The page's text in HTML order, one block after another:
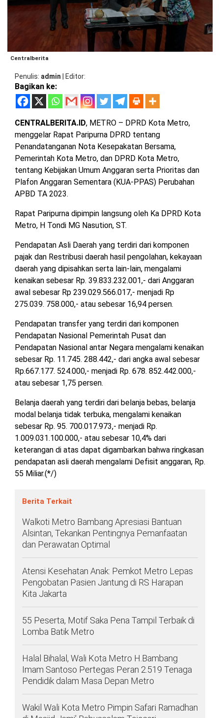
TANGGAMUS
PRINGSEWU
LAMPUNG
LAMPUNG
TENGAH
LAMPUNG
BARAT
LAMPUNG
TIMUR
LAMPUNG
MESUJI
PESISIR
BARAT
TULANG
BAWANG
TULANG
BAWANG
BARAT
WAYKANAN
DPRD
DPRD
PESAWARAN
DPRD
TANGGAMUS
DPRD
DPRD
LAMSEL
DPRD
LAMTENG
LAMBAR
DPRD
LAMTIM
DPRD
LAMPUNG
UTARA
DPRD
MESUJI
DPRD
PESISIR
BARAT
TULANG
BAWANG
DPRD
TULANG
BAWANG
BARAT
WAYKANAN
PERIKLANAN
KEBIJAKAN
PRIVASI
SOSIAL
MEDIA
PEDOMAN
MEDIA
REDAKSI
TENTANG
Centralberita
Penulis admin Editor
Bagikan ke:
CENTRALBERITA.ID, METRO – DPRD Kota Metro,
menggelar Rapat Paripurna DPRD tentang
Penandatanganan Nota Kesepakatan Bersama,
Pemerintah Kota Metro, dan DPRD Kota Metro,
tentang Kebijakan Umum Anggaran serta Prioritas dan
Plafon Anggaran Sementara (KUA-PPAS) Perubahan
APBD TA 2023.
Rapat Paripurna dipimpin langsung oleh Ka DPRD Kota
Metro, H Tondi MG Nasution, ST.
Pendapatan Asli Daerah yang terdiri dari komponen
pajak dan Restribusi daerah hasil pengolahan, kekayaan
daerah yang dipisahkan serta lain-lain, mengalami
kenaikan sebesar Rp. 39.833.232.001,- dari Anggaran
awal sebesar Rp 239.029.566.017,- menjadi Rp
275.039. 758.000,- atau sebesar 16,94 persen.
Pendapatan transfer yang terdiri dari komponen
Pendapatan Nasional Pemerintah Pusat dan
Pendapatan Nasional antar Negara mengalami kenaikan
sebesar Rp. 11.745. 288.442,- dari angka awal sebesar
Rp.667.177. 524.000,- menjadi Rp. 678. 852.442.000,-
atau sebesar 1,75 persen.
Belanja daerah yang terdiri dari belanja bebas, belanja
modal belanja tidak terbuka, mengalami kenaikan
sebesar Rp. 95. 700.017.973,- menjadi Rp.
1.009.031.100.000,- atau sebesar 10,4% dari
keterangan di atas dapat digambarkan bahwa ringkasan
pendapatan asli daerah mengalami Defisit anggaran, Rp.
55 Miliar.(*/)
Berita Terkait
Walkoti Metro Bambang Apresiasi Bantuan
Alsintan, Tekankan Pentingnya Pemanfaatan
dan Perawatan Optimal
Atensi Kesehatan Anak: Pemkot Metro Lepas
Pengobatan Pasien Jantung di RS Harapan
Kita Jakarta
55 Peserta, Motif Saka Pena Tampil Terbaik di
Lomba Batik Metro
Halal Bihalal, Wali Kota Metro H.Bambang
Imam Santoso Pertegas Peran 2.519 Tenaga
Pendidik dalam Masa Depan Metro
Wakil Wali Kota Metro Pimpin Safari Ramadhan